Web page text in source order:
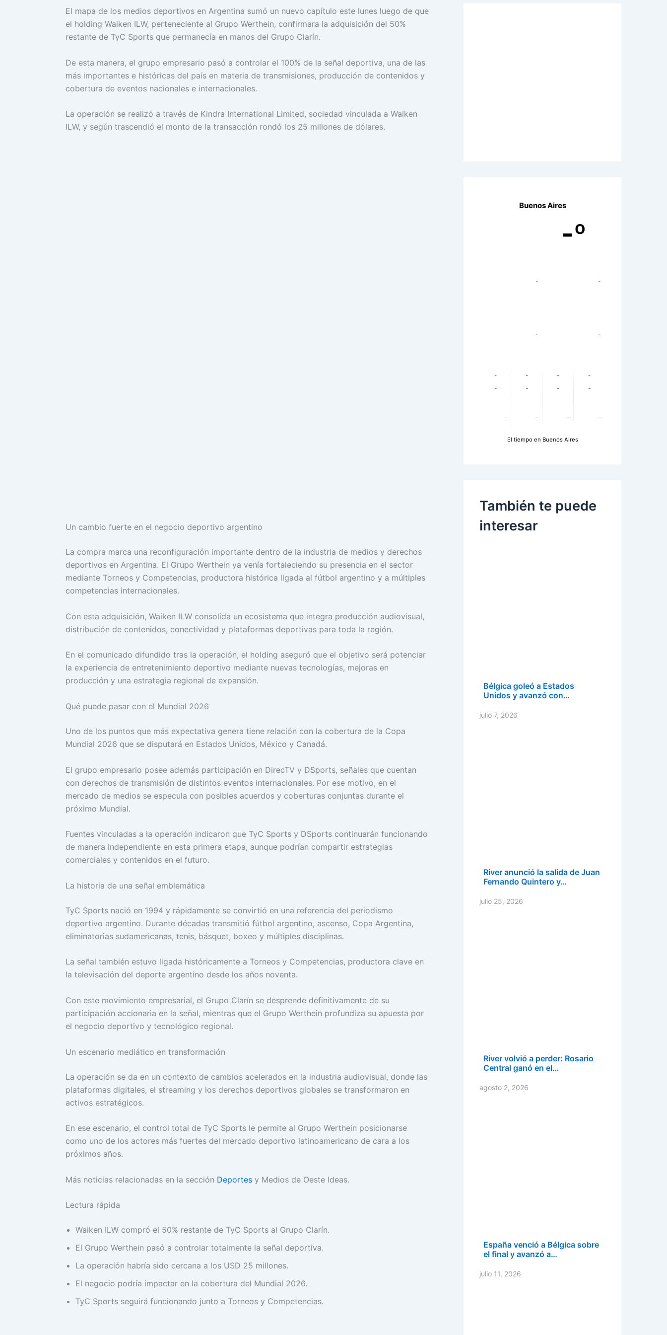
El mapa de los medios deportivos en Argentina sumó un nuevo capítulo este lunes luego de que
el holding Waiken ILW, perteneciente al Grupo Werthein, confirmara la adquisición del 50%
restante de TyC Sports que permanecía en manos del Grupo Clarín.
De esta manera, el grupo empresario pasó a controlar el 100% de la señal deportiva, una de las
más importantes e históricas del país en materia de transmisiones, producción de contenidos y
cobertura de eventos nacionales e internacionales.
La operación se realizó a través de Kindra International Limited, sociedad vinculada a Waiken
ILW, y según trascendió el monto de la transacción rondó los 25 millones de dólares.
Un cambio fuerte en el negocio deportivo argentino
La compra marca una reconfiguración importante dentro de la industria de medios y derechos
deportivos en Argentina. El Grupo Werthein ya venía fortaleciendo su presencia en el sector
mediante Torneos y Competencias, productora histórica ligada al fútbol argentino y a múltiples
competencias internacionales.
Con esta adquisición, Waiken ILW consolida un ecosistema que integra producción audiovisual,
distribución de contenidos, conectividad y plataformas deportivas para toda la región.
En el comunicado difundido tras la operación, el holding aseguró que el objetivo será potenciar
la experiencia de entretenimiento deportivo mediante nuevas tecnologías, mejoras en
producción y una estrategia regional de expansión.
Qué puede pasar con el Mundial 2026
Uno de los puntos que más expectativa genera tiene relación con la cobertura de la Copa
Mundial 2026 que se disputará en Estados Unidos, México y Canadá.
El grupo empresario posee además participación en DirecTV y DSports, señales que cuentan
con derechos de transmisión de distintos eventos internacionales. Por ese motivo, en el
mercado de medios se especula con posibles acuerdos y coberturas conjuntas durante el
próximo Mundial.
Fuentes vinculadas a la operación indicaron que TyC Sports y DSports continuarán funcionando
de manera independiente en esta primera etapa, aunque podrían compartir estrategias
comerciales y contenidos en el futuro.
La historia de una señal emblemática
TyC Sports nació en 1994 y rápidamente se convirtió en una referencia del periodismo
deportivo argentino. Durante décadas transmitió fútbol argentino, ascenso, Copa Argentina,
eliminatorias sudamericanas, tenis, básquet, boxeo y múltiples disciplinas.
La señal también estuvo ligada históricamente a Torneos y Competencias, productora clave en
la televisación del deporte argentino desde los años noventa.
Con este movimiento empresarial, el Grupo Clarín se desprende definitivamente de su
participación accionaria en la señal, mientras que el Grupo Werthein profundiza su apuesta por
el negocio deportivo y tecnológico regional.
Un escenario mediático en transformación
La operación se da en un contexto de cambios acelerados en la industria audiovisual, donde las
plataformas digitales, el streaming y los derechos deportivos globales se transformaron en
activos estratégicos.
En ese escenario, el control total de TyC Sports le permite al Grupo Werthein posicionarse
como uno de los actores más fuertes del mercado deportivo latinoamericano de cara a los
próximos años.
Más noticias relacionadas en la sección Deportes y Medios de Oeste Ideas.
Lectura rápida
Waiken ILW compró el 50% restante de TyC Sports al Grupo Clarín.
El Grupo Werthein pasó a controlar totalmente la señal deportiva.
La operación habría sido cercana a los USD 25 millones.
El negocio podría impactar en la cobertura del Mundial 2026.
TyC Sports seguirá funcionando junto a Torneos y Competencias.
Buenos Aires
-º
- -
- -
-
-
-
-
-
-
-
-
-
-
-
-
El tiempo en Buenos Aires
También te puede
interesar
Bélgica goleó a Estados
Unidos y avanzó con…
julio 7, 2026
River anunció la salida de Juan
Fernando Quintero y…
julio 25, 2026
River volvió a perder: Rosario
Central ganó en el…
agosto 2, 2026
España venció a Bélgica sobre
el final y avanzó a…
julio 11, 2026